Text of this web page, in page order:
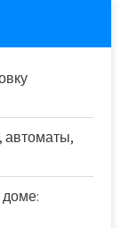
автоматы,
доме: